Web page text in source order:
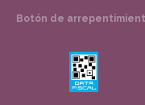
Botón de